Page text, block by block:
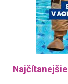
Najčítanejšie